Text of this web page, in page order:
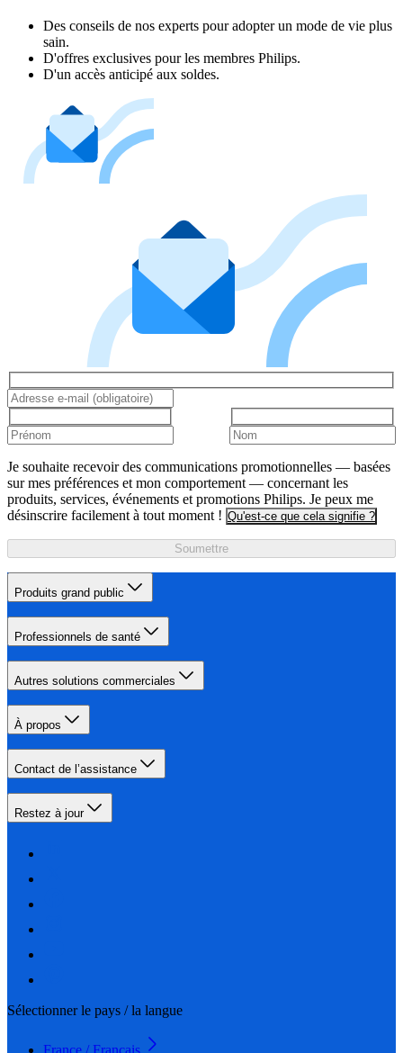
Des conseils de nos experts pour adopter un mode de vie plus
sain.
D'offres exclusives pour les membres Philips.
D'un accès anticipé aux soldes.
Je souhaite recevoir des communications promotionnelles — basées
sur mes préférences et mon comportement — concernant les
produits, services, événements et promotions Philips. Je peux me
désinscrire facilement à tout moment ! Qu'est-ce que cela signifie ?
Soumettre
Produits grand public
Professionnels de santé
Autres solutions commerciales
À propos
Contact de l’assistance
Restez à jour
Sélectionner le pays / la langue
France / Français